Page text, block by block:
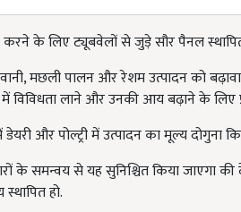
करने के लिए ट्यूबवेलों से जुड़े सौर पैनल
मछली पालन और रेशम उत्पादन को
में विविधता लाने और उनकी आय बढ़ाने के लिए
डेयरी और पोल्ट्री में उत्पादन का मूल्य दोगुना
के समन्वय से यह सुनिश्चित किया जाएगा
स्थापित हो.